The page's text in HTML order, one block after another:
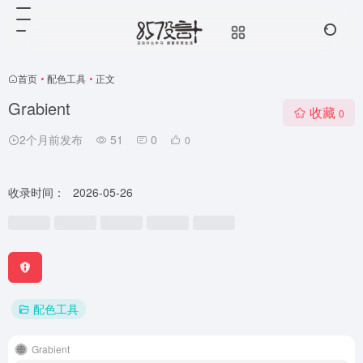
首页 • 配色工具 • 正文
Grabient
2个月前发布 51 0 0
收藏 0
收录时间： 2026-05-26
配色工具
Grabient